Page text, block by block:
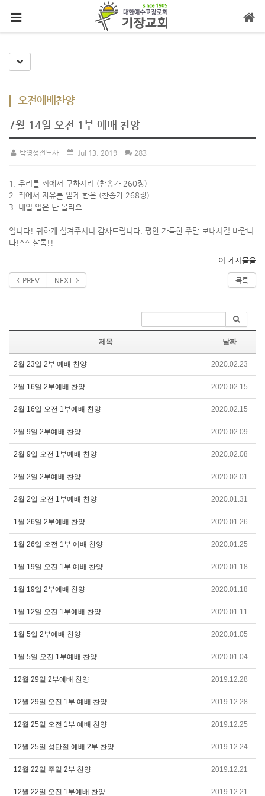
Toggle Dropdown
오전예배찬양
7월 14일 오전 1부 예배 찬양
탁영성전도사 Jul 13, 2019 283
1. 우리를 죄에서 구하시려 (찬송가 260장)
2. 죄에서 자유를 얻게 함은 (찬송가 268장)
3. 내일 일은 난 몰라요
입니다! 귀하게 섬겨주시니 감사드립니다. 평안 가득한 주말 보내시길 바랍니
다!^^ 샬롬!!
이 게시물을
PREV NEXT 목록
제목 날짜
2월 23일 2부 예배 찬양 2020.02.23
2월 16일 2부예배 찬양 2020.02.15
2월 16일 오전 1부예배 찬양 2020.02.15
2월 9일 2부예배 찬양 2020.02.09
2월 9일 오전 1부예배 찬양 2020.02.08
2월 2일 2부예배 찬양 2020.02.01
2월 2일 오전 1부예배 찬양 2020.01.31
1월 26일 2부예배 찬양 2020.01.26
1월 26일 오전 1부 예배 찬양 2020.01.25
1월 19일 오전 1부 예배 찬양 2020.01.18
1월 19일 2부예배 찬양 2020.01.18
1월 12일 오전 1부예배 찬양 2020.01.11
1월 5일 2부예배 찬양 2020.01.05
1월 5일 오전 1부예배 찬양 2020.01.04
12월 29일 2부예배 찬양 2019.12.28
12월 29일 오전 1부 예배 찬양 2019.12.28
12월 25일 오전 1부 예배 찬양 2019.12.25
12월 25일 성탄절 예배 2부 찬양 2019.12.24
12월 22일 주일 2부 찬양 2019.12.21
12월 22일 오전 1부예배 찬양 2019.12.21